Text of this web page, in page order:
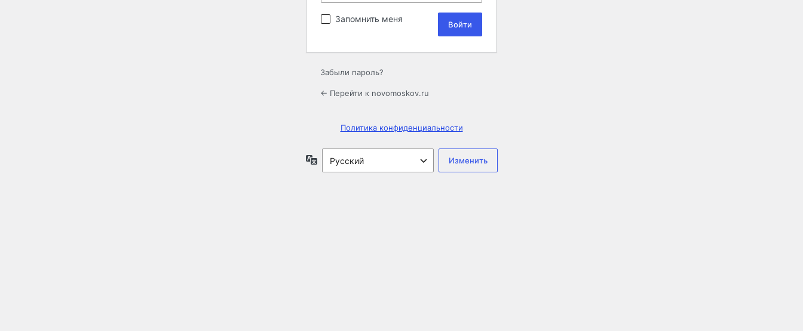
Запомнить меня
Забыли пароль?
← Перейти к novomoskov.ru
Политика конфиденциальности
Язык